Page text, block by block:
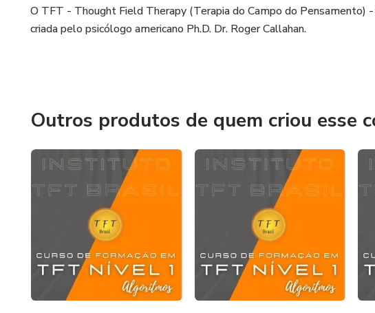
O TFT - Thought Field Therapy (Terapia do Campo do Pensamento)
criada pelo psicólogo americano Ph.D. Dr. Roger Callahan.
Outros produtos de quem criou esse